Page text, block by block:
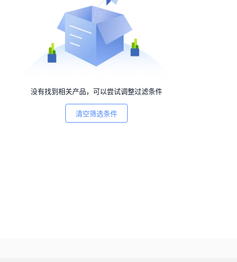
没有找到相关产品，可以尝试调整过滤条件
清空筛选条件